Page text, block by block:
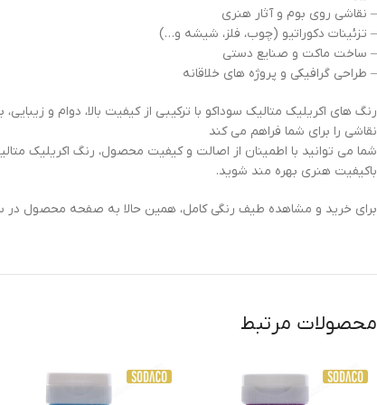
– نقاشی روی بوم و آثار هنری
– تزئینات دکوراتیو (چوب، فلز، شیشه و…)
– ساخت ماکت و صنایع دستی
– طراحی گرافیکی و پروژه های خلاقانه
رنگ های اکریلیک متالیک سوداکو با ترکیبی از کیفیت بالا، دوام و
نقاشی را برای شما فراهم می کند
شما می توانید با اطمینان از اصالت و کیفیت محصول، رنگ اکریلیک
باکیفیت هنری بهره مند شوید.
برای خرید و مشاهده طیف رنگی کامل، همین حالا به صفحه محصول در
محصولات مرتبط